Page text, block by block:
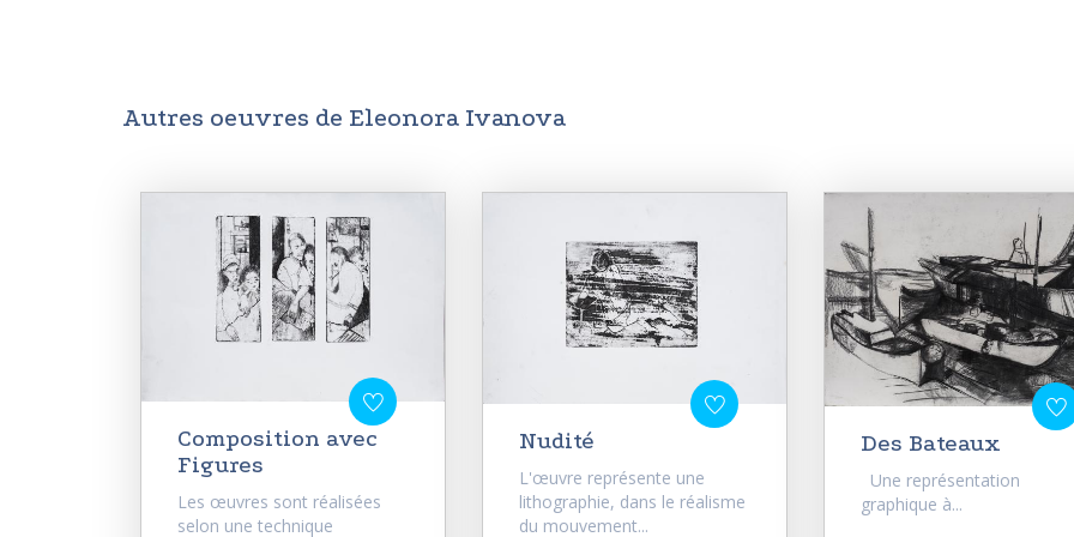
Autres oeuvres de Eleonora Ivanova
Composition avec
Figures
Les œuvres sont réalisées
selon une technique
Nudité
L'œuvre représente une
lithographie, dans le réalisme
du mouvement...
Des Bateaux
Une représentation
graphique à...